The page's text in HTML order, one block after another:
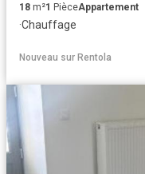
18 m²1 PièceAppartement
·Chauffage
Nouveau sur Rentola